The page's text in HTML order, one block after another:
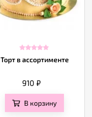
Торт в ассортименте
910₽
В корзину